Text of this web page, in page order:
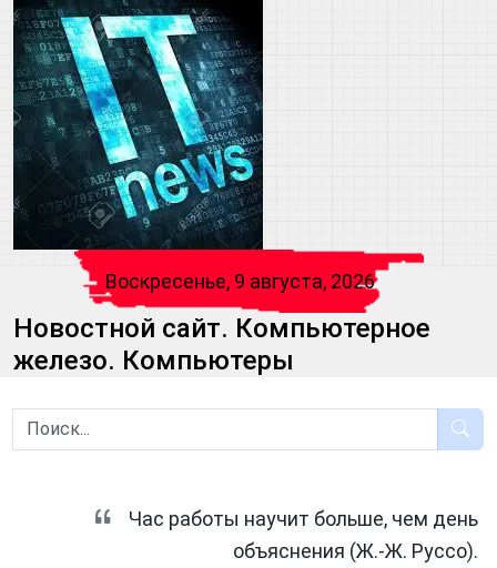
Воскресенье, 9 августа, 2026
Новостной сайт. Компьютерное
железо. Компьютеры
Час работы научит больше, чем день
объяснения (Ж.-Ж. Руссо).